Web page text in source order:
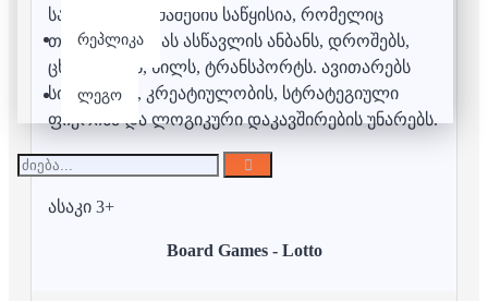
რეპლიკა
ლეგო
სამაგიდო თამაშების საწყისია, რომელიც
თქვენს პატარას ასწავლის ანბანს, დროშებს,
ცხოველებს, ხილს, ტრანსპორტს. ავითარებს
სისწრაფის, კრეატიულობის, სტრატეგიული
ფიქრისა და ლოგიკური დაკავშირების უნარებს.
ასაკი 3+
Board Games - Lotto